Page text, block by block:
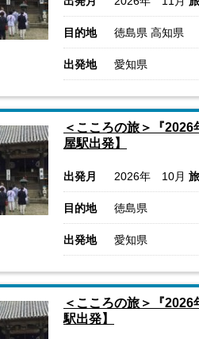
目的地 徳島県 高知県
出発地 愛知県
＜こころの旅＞『
屋駅出発】
出発月 2026年 10月
目的地 徳島県
出発地 愛知県
＜こころの旅＞『
駅出発】